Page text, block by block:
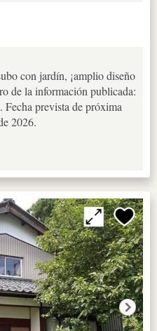
con jardín, ¡amplio diseño
de la información publicada:
Fecha prevista de próxima
2026.